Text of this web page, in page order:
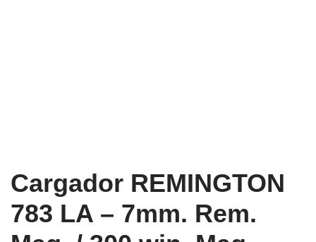
Cargador REMINGTON
783 LA – 7mm. Rem.